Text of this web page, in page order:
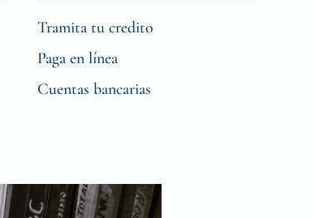
Tramita tu credito
Paga en línea
Cuentas bancarias